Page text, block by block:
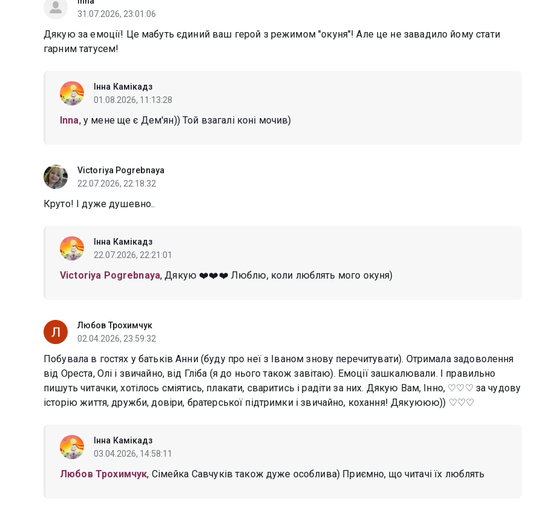
31.07.2026, 23:01:06
Дякую за емоції! Це мабуть єдиний ваш герой з режимом "окуня"! Але це не завадило йому стати
гарним татусем!
Інна Камікадз
01.08.2026, 11:13:28
Inna, у мене ще є Дем'ян)) Той взагалі коні мочив)
Victoriya Pogrebnaya
22.07.2026, 22:18:32
Круто! І дуже душевно..
Інна Камікадз
22.07.2026, 22:21:01
Victoriya Pogrebnaya, Дякую ❤️❤️❤️ Люблю, коли люблять мого окуня)
Любов Трохимчук
02.04.2026, 23:59:32
Побувала в гостях у батьків Анни (буду про неї з Іваном знову перечитувати). Отримала задоволення
від Ореста, Олі і звичайно, від Гліба (я до нього також завітаю). Емоції зашкалювали. І правильно
пишуть читачки, хотілось сміятись, плакати, сваритись і радіти за них. Дякую Вам, Інно, ♡♡♡ за чудову
історію життя, дружби, довіри, братерської підтримки і звичайно, кохання! Дякуююю)) ♡♡♡
Інна Камікадз
03.04.2026, 14:58:11
Любов Трохимчук, Сімейка Савчуків також дуже особлива) Приємно, що читачі їх люблять